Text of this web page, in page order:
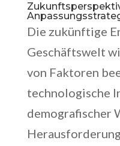
Die zukünftige
Geschäftswelt
von Faktoren
technologische
demografischer